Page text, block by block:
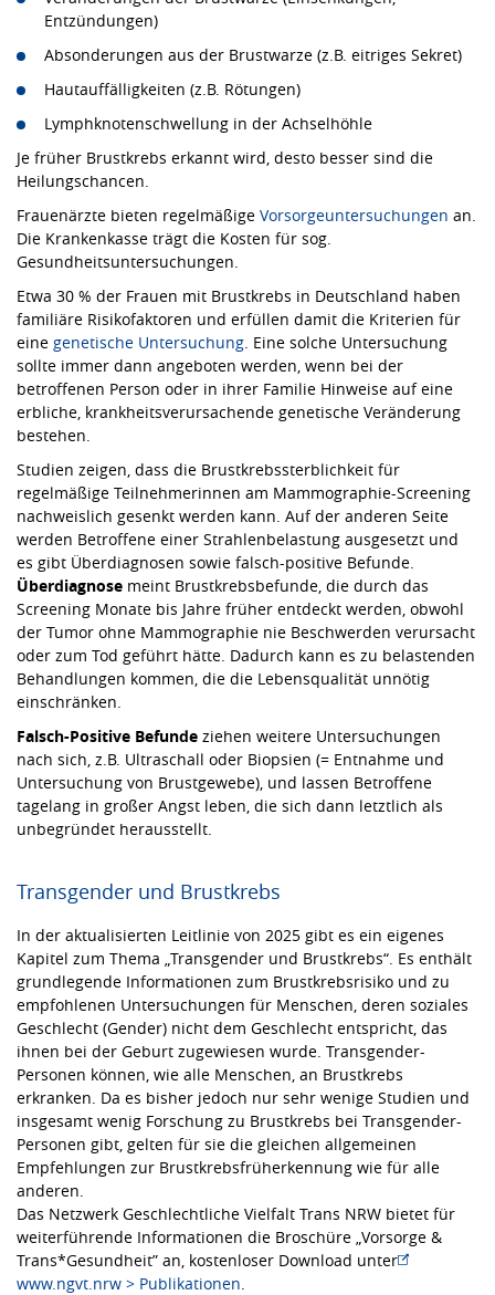
Entzündungen)
Absonderungen aus der Brustwarze (z.B. eitriges Sekret)
Hautauffälligkeiten (z.B. Rötungen)
Lymphknotenschwellung in der Achselhöhle
Je früher Brustkrebs erkannt wird, desto besser sind die
Heilungschancen.
Frauenärzte bieten regelmäßige Vorsorgeuntersuchungen an.
Die Krankenkasse trägt die Kosten für sog.
Gesundheitsuntersuchungen.
Etwa 30 % der Frauen mit Brustkrebs in Deutschland haben
familiäre Risikofaktoren und erfüllen damit die Kriterien für
eine genetische Untersuchung . Eine solche Untersuchung
sollte immer dann angeboten werden, wenn bei der
betroffenen Person oder in ihrer Familie Hinweise auf eine
erbliche, krankheitsverursachende genetische Veränderung
bestehen.
Studien zeigen, dass die Brustkrebssterblichkeit für
regelmäßige Teilnehmerinnen am Mammographie-Screening
nachweislich gesenkt werden kann. Auf der anderen Seite
werden Betroffene einer Strahlenbelastung ausgesetzt und
es gibt Überdiagnosen sowie falsch-positive Befunde.
Überdiagnose meint Brustkrebsbefunde, die durch das
Screening Monate bis Jahre früher entdeckt werden, obwohl
der Tumor ohne Mammographie nie Beschwerden verursacht
oder zum Tod geführt hätte. Dadurch kann es zu belastenden
Behandlungen kommen, die die Lebensqualität unnötig
einschränken.
Falsch-Positive Befunde ziehen weitere Untersuchungen
nach sich, z.B. Ultraschall oder Biopsien (= Entnahme und
Untersuchung von Brustgewebe), und lassen Betroffene
tagelang in großer Angst leben, die sich dann letztlich als
unbegründet herausstellt.
Transgender und Brustkrebs
In der aktualisierten Leitlinie von 2025 gibt es ein eigenes
Kapitel zum Thema „Transgender und Brustkrebs“. Es enthält
grundlegende Informationen zum Brustkrebsrisiko und zu
empfohlenen Untersuchungen für Menschen, deren soziales
Geschlecht (Gender) nicht dem Geschlecht entspricht, das
ihnen bei der Geburt zugewiesen wurde. Transgender-
Personen können, wie alle Menschen, an Brustkrebs
erkranken. Da es bisher jedoch nur sehr wenige Studien und
insgesamt wenig Forschung zu Brustkrebs bei Transgender-
Personen gibt, gelten für sie die gleichen allgemeinen
Empfehlungen zur Brustkrebsfrüherkennung wie für alle
anderen.
Das Netzwerk Geschlechtliche Vielfalt Trans NRW bietet für
weiterführende Informationen die Broschüre „Vorsorge &
Trans*Gesundheit” an, kostenloser Download unter
www.ngvt.nrw > Publikationen